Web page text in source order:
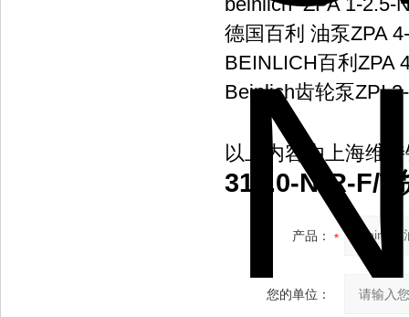
德国百利 油泵ZPA
BEINLICH百利ZPA
Beinlich齿轮泵ZPI
以上内容由上海维
316.0-N-R-F/T
产品：
您的单位：